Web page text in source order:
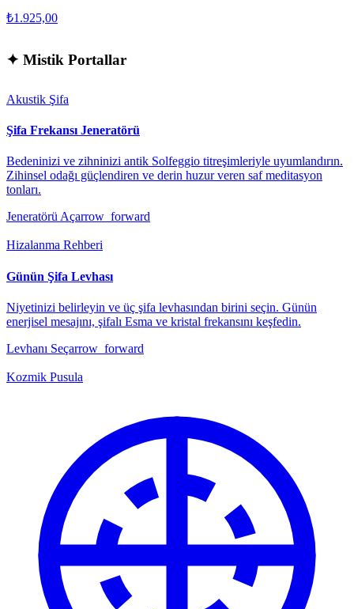
₺1.925,00
✦ Mistik Portallar
Akustik Şifa
Şifa Frekansı Jeneratörü
Bedeninizi ve zihninizi antik Solfeggio titreşimleriyle uyumlandırın.
Zihinsel odağı güçlendiren ve derin huzur veren saf meditasyon
tonları.
Jeneratörü Açarrow_forward
Hizalanma Rehberi
Günün Şifa Levhası
Niyetinizi belirleyin ve üç şifa levhasından birini seçin. Günün
enerjisel mesajını, şifalı Esma ve kristal frekansını keşfedin.
Levhanı Seçarrow_forward
Kozmik Pusula